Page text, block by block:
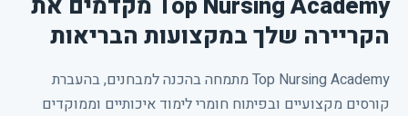
הקריירה שלך במקצועות הבריאות
Top Nursing Academy מתמחה בהכנה למבחנים, בהעברת
קורסים מקצועיים ובפיתוח חומרי לימוד איכותיים וממוקדים